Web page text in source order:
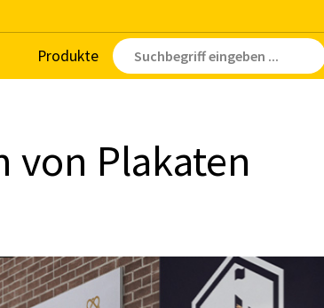
Pro­duk­te
von Pla­ka­ten